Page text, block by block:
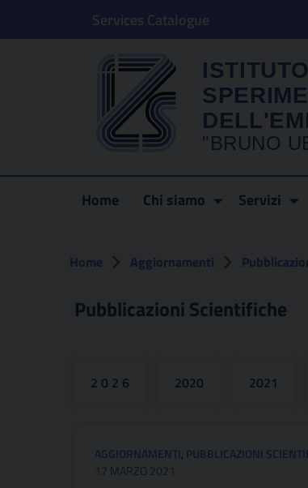
Services Catalogue
"BRUNO
Home Chi siamo Servizi
Home Aggiornamenti
Pubblicazioni Scientifiche
2 0 2 6 2020 2021
AGGIORNAMENTI, PUBBLICAZIONI
17 MARZO 2021